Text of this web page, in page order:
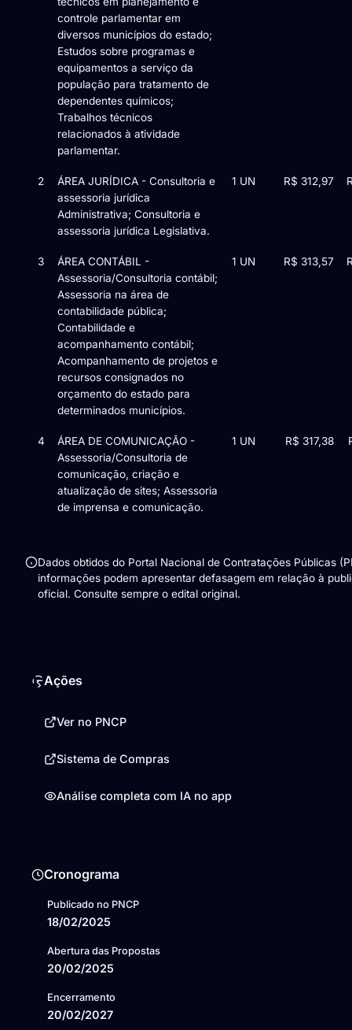
controle parlamentar em
diversos municípios do estado;
Estudos sobre programas e
equipamentos a serviço da
população para tratamento de
dependentes químicos;
Trabalhos técnicos
relacionados à atividade
parlamentar.
2
ÁREA JURÍDICA - Consultoria e
assessoria jurídica
Administrativa; Consultoria e
assessoria jurídica Legislativa.
1 UN R$ 312,97
3
ÁREA CONTÁBIL -
Assessoria/Consultoria contábil;
Assessoria na área de
contabilidade pública;
Contabilidade e
acompanhamento contábil;
Acompanhamento de projetos e
recursos consignados no
orçamento do estado para
determinados municípios.
1 UN R$ 313,57
4
ÁREA DE COMUNICAÇÃO -
Assessoria/Consultoria de
comunicação, criação e
atualização de sites; Assessoria
de imprensa e comunicação.
1 UN R$ 317,38
Dados obtidos do Portal Nacional de Contratações Públicas
informações podem apresentar defasagem em relação à
oficial. Consulte sempre o edital original.
Ações
Ver no PNCP
Sistema de Compras
Análise completa com IA no app
Cronograma
Publicado no PNCP
18/02/2025
Abertura das Propostas
20/02/2025
Encerramento
20/02/2027